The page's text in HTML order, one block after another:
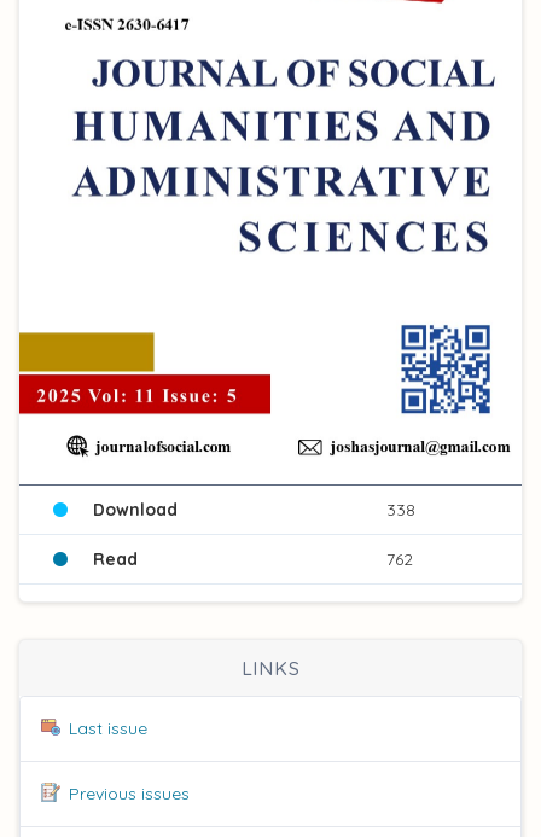
Download 338
Read 762
LINKS
Last issue
Previous issues